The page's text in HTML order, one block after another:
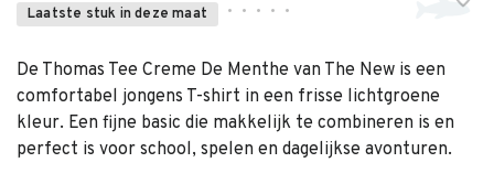
Laatste stuk in deze maat • • • • •
De Thomas Tee Creme De Menthe van The New is een
comfortabel jongens T-shirt in een frisse lichtgroene
kleur. Een fijne basic die makkelijk te combineren is en
perfect is voor school, spelen en dagelijkse avonturen.